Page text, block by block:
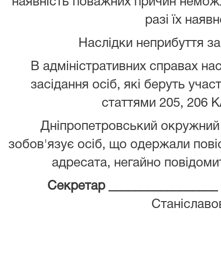
разі їх
Наслідки неприбуття
В адміністративних справах
засідання осіб, які беруть
статтями 205, 206
Дніпропетровський окружний
зобов'язує осіб, що одержали
адресата, негайно
Секретар _________________